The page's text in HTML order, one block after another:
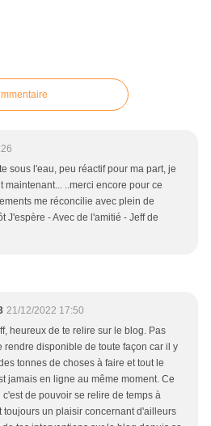
sous l'eau, peu réactif pour ma part, je
maintenant... ..merci encore pour ce
me réconcilie avec plein de
J'espère - Avec de l'amitié - Jeff de
21/12/2022 17:50
heureux de te relire sur le blog. Pas
rendre disponible de toute façon car il y
tonnes de choses à faire et tout le
jamais en ligne au même moment. Ce
c'est de pouvoir se relire de temps à
toujours un plaisir concernant d'ailleurs